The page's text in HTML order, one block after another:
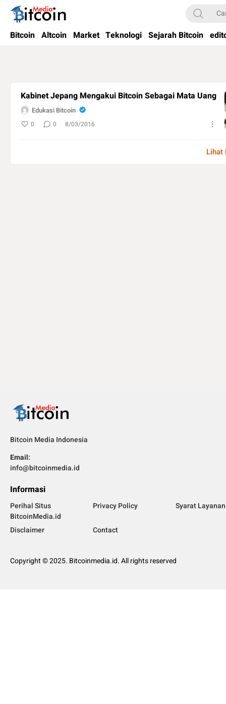
Bitcoin Media Indonesia
Media Bitcoin dan Cryptocurrency, dan Blockchain di Indonesia
Bitcoin Altcoin Market Teknologi Sejarah Bitcoin
Kabinet Jepang Mengakui Bitcoin Sebagai Mata Uang
Edukasi Bitcoin
0 0 8/03/2016
Lihat
Bitcoin Media Indonesia
Email:
info@bitcoinmedia.id
Informasi
Perihal Situs
BitcoinMedia.id
Privacy Policy Syarat Layanan
Disclaimer Contact
Copyright © 2025. Bitcoinmedia.id. All rights reserved